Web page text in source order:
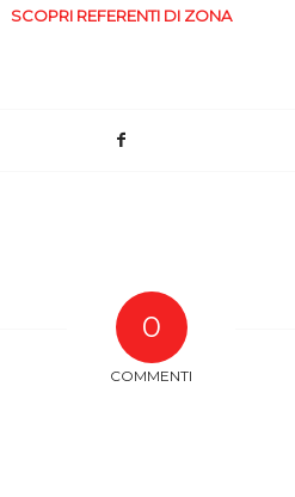
SCOPRI REFERENTI DI ZONA
0
COMMENTI